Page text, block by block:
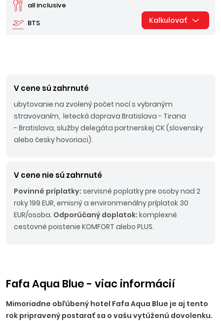
BTS
all inclusive
Kalkulovať
V cene sú zahrnuté
ubytovanie na zvolený počet nocí s vybraným
stravovaním, letecká doprava Bratislava - Tirana
- Bratislava, služby delegáta partnerskej CK (slovensky
alebo česky hovoriaci).
V cene nie sú zahrnuté
Povinné príplatky: servisné poplatky pre osoby nad 2
roky 199 EUR, emisný a environmenálny príplatok 30
EUR/osoba. Odporúčaný doplatok: komplexné
cestovné poistenie KOMFORT alebo PLUS.
Fafa Aqua Blue - viac informácií
Mimoriadne obľúbený hotel Fafa Aqua Blue je aj tento
rok pripravený postarať sa o vašu vytúženú dovolenku.